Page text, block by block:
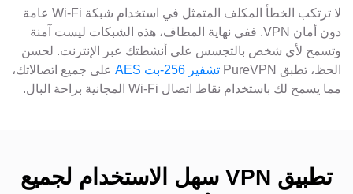
لا ترتكب الخطأ المكلف المتمثل في استخدام شبكة Wi-Fi عامة
دون أمان VPN. ففي نهاية المطاف، هذه الشبكات ليست آمنة
وتسمح لأي شخص بالتجسس على أنشطتك عبر الإنترنت. لحسن
الحظ، تطبق PureVPN
تشفير 256-بت AES
على جميع اتصالاتك،
مما يسمح لك باستخدام نقاط اتصال Wi-Fi المجانية براحة البال.
تطبيق VPN سهل الاستخدام لجميع